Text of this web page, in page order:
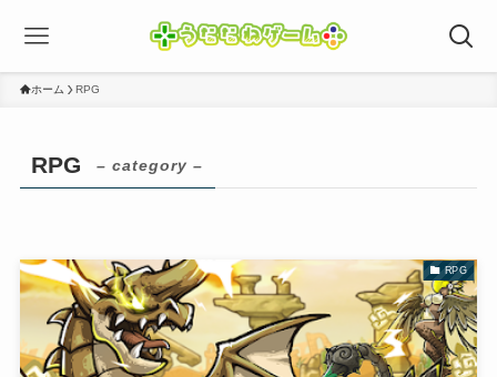
ホーム RPG
RPG – category –
RPG